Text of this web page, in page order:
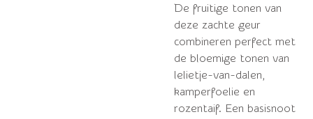
De fruitige tonen van
deze zachte geur
combineren perfect met
de bloemige tonen van
lelietje-van-dalen,
kamperfoelie en
rozentaif. Een basisnoot